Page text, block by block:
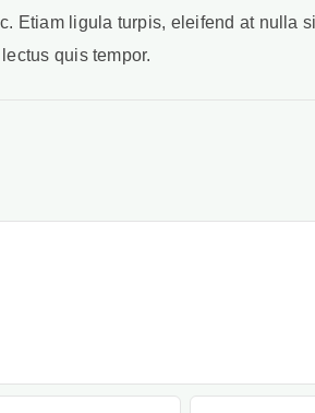
Etiam ligula turpis, eleifend at nulla
quis tempor.